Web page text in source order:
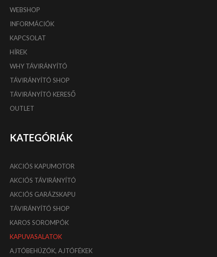
WEBSHOP
INFORMÁCIÓK
KAPCSOLAT
HÍREK
WHY TÁVIRÁNYÍTÓ
TÁVIRÁNYÍTÓ SHOP
TÁVIRÁNYÍTÓ KERESŐ
OUTLET
KATEGÓRIÁK
AKCIÓS KAPUMOTOR
AKCIÓS TÁVIRÁNYÍTÓ
AKCIÓS GARÁZSKAPU
TÁVIRÁNYÍTÓ SHOP
KAROS SOROMPÓK
KAPUVASALATOK
AJTÓBEHÚZÓK, AJTÓFÉKEK